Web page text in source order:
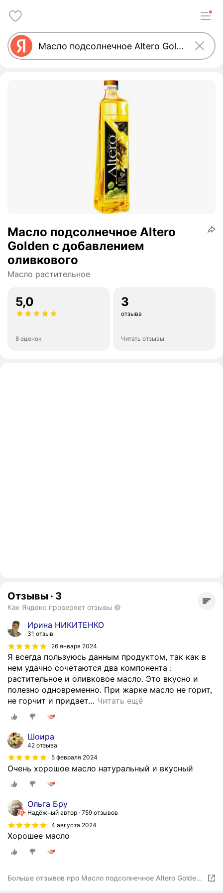
Масло подсолнечное Altero
Golden с добавлением
оливкового
Масло растительное
5,0
8 оценок
3
отзыва
Читать отзывы
Отзывы · 3
Как Яндекс проверяет отзывы
Ирина НИКИТЕНКО
31 отзыв
26 января 2024
Я всегда пользуюсь данным продуктом, так как в
нем удачно сочетаются два компонента :
растительное и оливковое масло. Это вкусно и
полезно одновременно. При жарке масло не горит,
не горчит и придает… Читать ещё
Шоира
42 отзыва
5 февраля 2024
Очень хорошое масло натуральный и вкусный
Ольга Бру
Надёжный автор 759 отзывов
4 августа 2024
Хорошее масло
Больше отзывов про Масло подсолнечное Altero Golden